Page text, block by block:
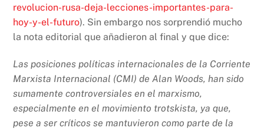
revolucion-rusa-deja-lecciones-importantes-para-
hoy-y-el-futuro). Sin embargo nos sorprendió mucho
la nota editorial que añadieron al final y que dice:
Las posiciones políticas internacionales de la Corriente
Marxista Internacional (CMI) de Alan Woods, han sido
sumamente controversiales en el marxismo,
especialmente en el movimiento trotskista, ya que,
pese a ser críticos se mantuvieron como parte de la